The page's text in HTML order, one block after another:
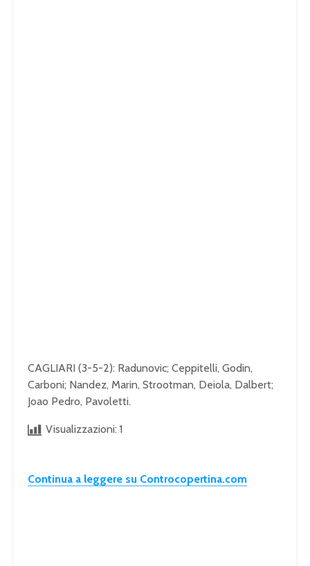
CAGLIARI (3-5-2): Radunovic; Ceppitelli, Godin,
Carboni; Nandez, Marin, Strootman, Deiola, Dalbert;
Joao Pedro, Pavoletti.
Visualizzazioni: 1
Continua a leggere su Controcopertina.com